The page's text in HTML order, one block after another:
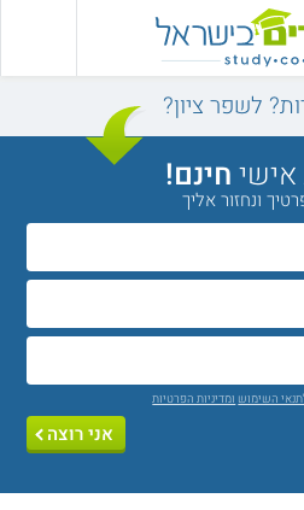
לשפר ציון?
חינם!
ונחזור אליך
השימוש ומדיניות הפרטיות
אני רוצה